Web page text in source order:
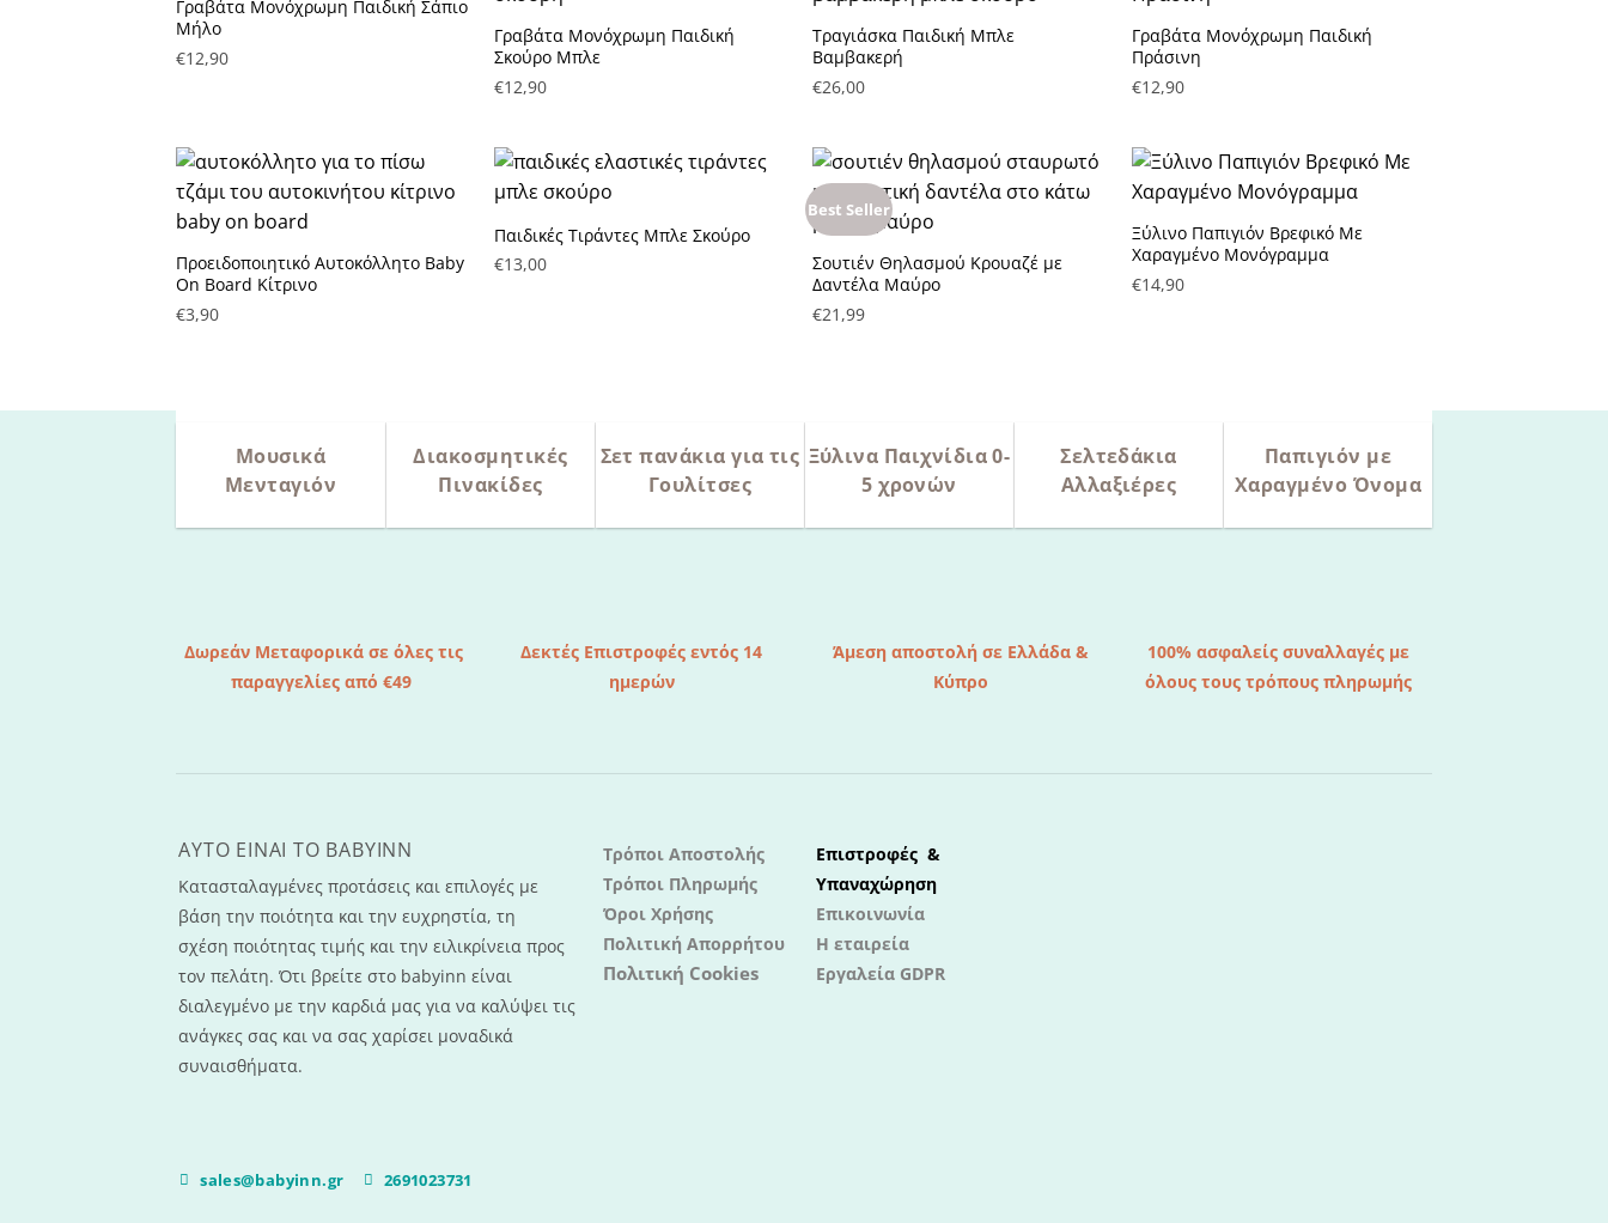
επιθυμητών
Γραβάτα Μονόχρωμη Παιδική Σάπιο
Μήλο
€12,90
Πρόσθήκη στην λίστα
επιθυμητών
Γραβάτα Μονόχρωμη Παιδική
Σκούρο Μπλε
€12,90
Πρόσθήκη στην λίστα
επιθυμητών
Τραγιάσκα Παιδική Μπλε
Βαμβακερή
€26,00
Πρόσθήκη στην λίστα
επιθυμητών
Γραβάτα Μονόχρωμη Παιδική
Πράσινη
€12,90
επιθυμητών
Προειδοποιητικό Αυτοκόλλητο Baby
On Board Κίτρινο
€3,90
Πρόσθήκη στην λίστα
επιθυμητών
Παιδικές Τιράντες Μπλε Σκούρο
€13,00
Best Seller
Πρόσθήκη στην λίστα
επιθυμητών
Σουτιέν Θηλασμού Κρουαζέ με
Δαντέλα Μαύρο
€21,99
Πρόσθήκη στην λίστα
επιθυμητών
Ξύλινο Παπιγιόν Βρεφικό Με
Χαραγμένο Μονόγραμμα
€14,90
Μουσικά
Μενταγιόν
Διακοσμητικές
Πινακίδες
Σετ πανάκια για τις
Γουλίτσες
Ξύλινα Παιχνίδια 0-
5 χρονών
Σελτεδάκια
Αλλαξιέρες
Παπιγιόν με
Χαραγμένο Όνομα
Δωρεάν Μεταφορικά σε όλες τις
παραγγελίες από €49
Δεκτές Επιστροφές εντός 14
ημερών
Άμεση αποστολή σε Ελλάδα &
Κύπρο
100% ασφαλείς συναλλαγές με
όλους τους τρόπους πληρωμής
AYTO EINAI TO ΒΑΒΥΙΝΝ
Κατασταλαγμένες προτάσεις και επιλογές με
βάση την ποιότητα και την ευχρηστία, τη
σχέση ποιότητας τιμής και την ειλικρίνεια προς
τον πελάτη. Ότι βρείτε στο babyinn είναι
διαλεγμένο με την καρδιά μας για να καλύψει τις
ανάγκες σας και να σας χαρίσει μοναδικά
συναισθήματα.
sales@babyinn.gr 2691023731
Τρόποι Αποστολής
Τρόποι Πληρωμής
Όροι Χρήσης
Πολιτική Απορρήτου
Πολιτική Cookies
Επιστροφές &
Υπαναχώρηση
Επικοινωνία
Η εταιρεία
Εργαλεία GDPR